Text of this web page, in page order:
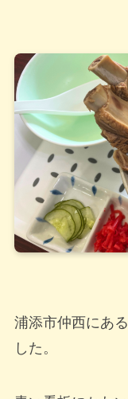
浦添市仲西にあ
した。